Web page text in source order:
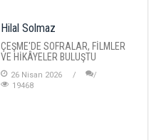
Hilal Solmaz
ÇEŞME'DE SOFRALAR, FİLMLER
VE HİKÂYELER BULUŞTU
26 Nisan 2026
19468